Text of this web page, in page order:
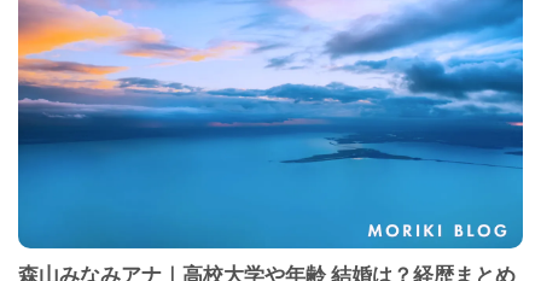
森山みなみアナ｜高校大学や年齢 結婚は？経歴まとめ